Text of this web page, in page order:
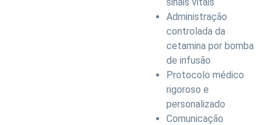
Administração
controlada da
cetamina por bomba
de infusão
Protocolo médico
rigoroso e
personalizado
Comunicação